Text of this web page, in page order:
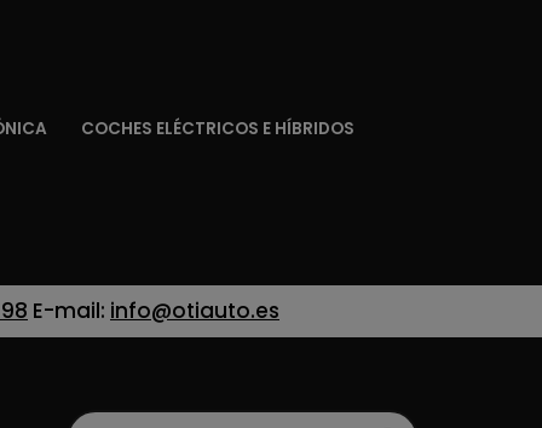
COCHES ELÉCTRICOS E HÍBRIDOS
E-mail: info@otiauto.es